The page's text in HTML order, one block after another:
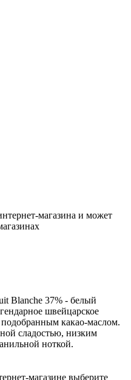
магазина и может
Blanche 37% - белый
швейцарское
какао-маслом.
сладостью, низким
ноткой.
магазине выберите